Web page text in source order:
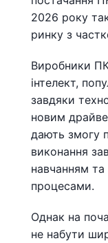
2026 року
ринку з
Виробники
інтелект,
завдяки
новим
дають змогу
виконання
навчанням
процесами.
Однак на
не набути